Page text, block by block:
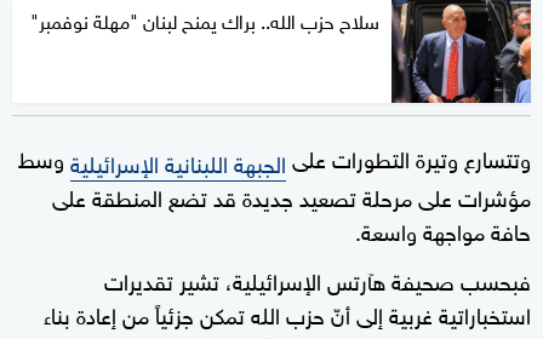
سلاح حزب الله.. براك يمنح لبنان "مهلة نوفمبر"
وتتسارع وتيرة التطورات علىالجبهة اللبنانية الإسرائيليةوسط
مؤشرات على مرحلة تصعيد جديدة قد تضع المنطقة على
حافة مواجهة واسعة.
فبحسب صحيفة هآرتس الإسرائيلية، تشير تقديرات
استخباراتية غربية إلى أنّ حزب الله تمكن جزئياً من إعادة بناء